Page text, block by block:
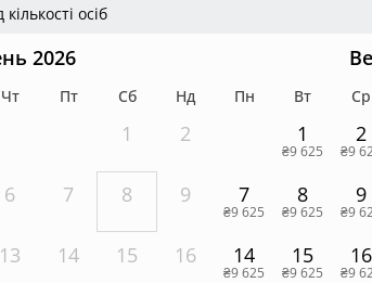
осіб
2026
Чт Пт Сб Нд
1 2
6 7 8 9
13 14 15 16
Пн Вт Ср
1
₴9 625
2
₴9
7
₴9 625
8
₴9 625
9
₴9
14
₴9 625
15
₴9 625
16
₴9